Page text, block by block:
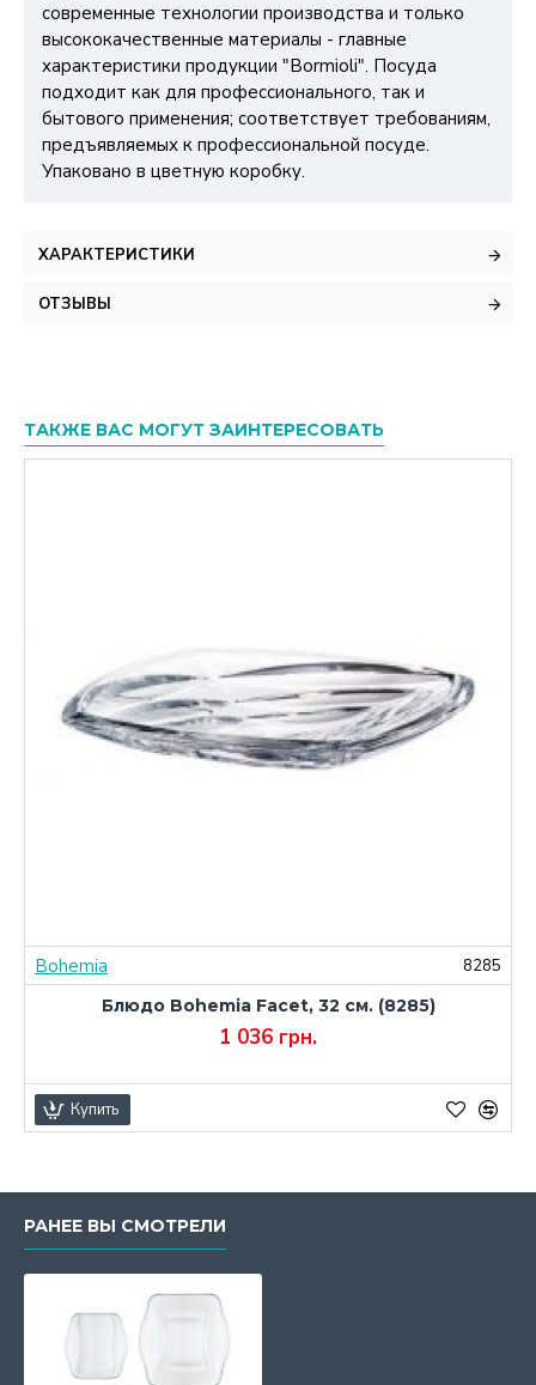
современные технологии производства и только
высококачественные материалы - главные
характеристики продукции "Bormioli". Посуда
подходит как для профессионального, так и
бытового применения; соответствует требованиям,
предъявляемых к профессиональной посуде.
Упаковано в цветную коробку.
ХАРАКТЕРИСТИКИ
ОТЗЫВЫ
ТАКЖЕ ВАС МОГУТ ЗАИНТЕРЕСОВАТЬ
Bohemia
8285
Блюдо Bohemia Facet, 32 см. (8285)
1 036 грн.
Купить
РАНЕЕ ВЫ СМОТРЕЛИ